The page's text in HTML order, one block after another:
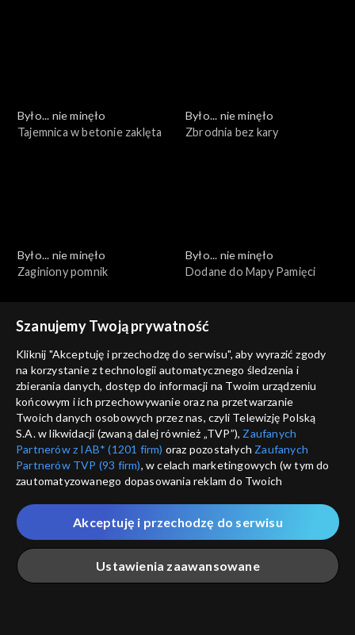
Było... nie minęło
Tajemnica w betonie zaklęta
Było... nie minęło
Zbrodnia bez kary
Było... nie minęło
Zaginiony pomnik
Było... nie minęło
Dodane do Mapy Pamięci
Było... nie minęło
Pogromcy żelaznych
smoków
Było... nie minęło
Projekt Kegresse
Było... nie minęło
Powrót do zacnej
przeszłości
Było... nie minęło
Wszystko dla Ojczyzny, nic
dla mnie
Szanujemy Twoją prywatność
Kliknij "Akceptuję i przechodzę do serwisu", aby wyrazić zgody
na korzystanie z technologii automatycznego śledzenia i
zbierania danych, dostęp do informacji na Twoim urządzeniu
końcowym i ich przechowywanie oraz na przetwarzanie
Twoich danych osobowych przez nas, czyli Telewizję Polską
S.A. w likwidacji (zwaną dalej również „TVP”), Zaufanych
Partnerów z IAB* (1201 firm) oraz pozostałych Zaufanych
Partnerów TVP (93 firm), w celach marketingowych (w tym do
zautomatyzowanego dopasowania reklam do Twoich
które wskazujemy poniżej, a także zgody na udostępnianie
przez nas identyfikatora PPID do Google.
Twoje dane osobowe zbierane podczas odwiedzania przez
Ciebie naszych
poszczególnych serwisówzwanych dalej
„Portalem”, w tym informacje zapisywane za pomocą
Ustawienia zaawansowane
Akceptuję i przechodzę do serwisu